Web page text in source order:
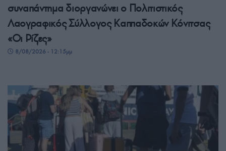
συναπάντημα διοργανώνει ο Πολιτιστικός
Λαογραφικός Σύλλογος Καππαδοκών Κόνιτσας
«Οι Ρίζες»
8/08/2026 - 12:15μμ